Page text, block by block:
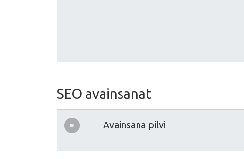
SEO avainsanat
Avainsana pilvi